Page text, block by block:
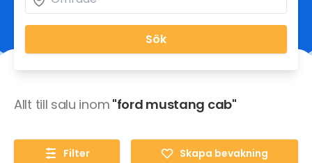
Sök
Allt till salu inom "ford mustang cab"
Filter Skapa bevakning